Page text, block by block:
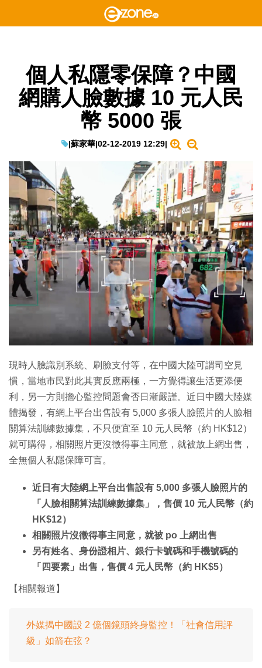
個人私隱零保障？中國
網購人臉數據 10 元人民
幣 5000 張
|蘇家華|02-12-2019 12:29|
現時人臉識別系統、刷臉支付等，在中國大陸可謂司空見
慣，當地市民對此其實反應兩極，一方覺得讓生活更添便
利，另一方則擔心監控問題會否日漸嚴謹。近日中國大陸媒
體揭發，有網上平台出售設有 5,000 多張人臉照片的人臉相
關算法訓練數據集，不只便宜至 10 元人民幣（約 HK$12）
就可購得，相關照片更沒徵得事主同意，就被放上網出售，
全無個人私隱保障可言。
近日有大陸網上平台出售設有 5,000 多張人臉照片的
「人臉相關算法訓練數據集」，售價 10 元人民幣（約
HK$12）
相關照片沒徵得事主同意，就被 po 上網出售
另有姓名、身份證相片、銀行卡號碼和手機號碼的
「四要素」出售，售價 4 元人民幣（約 HK$5）
【相關報道】
外媒揭中國設 2 億個鏡頭終身監控！「社會信用評
級」如箭在弦？